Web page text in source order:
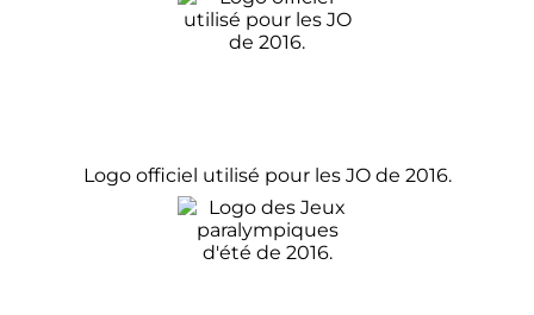
Logo officiel utilisé pour les JO de 2016.